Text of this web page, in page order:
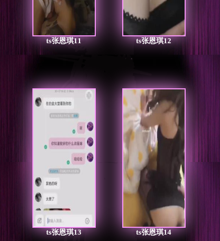
ts张恩琪11 ts张恩琪12
ts张恩琪13 ts张恩琪14